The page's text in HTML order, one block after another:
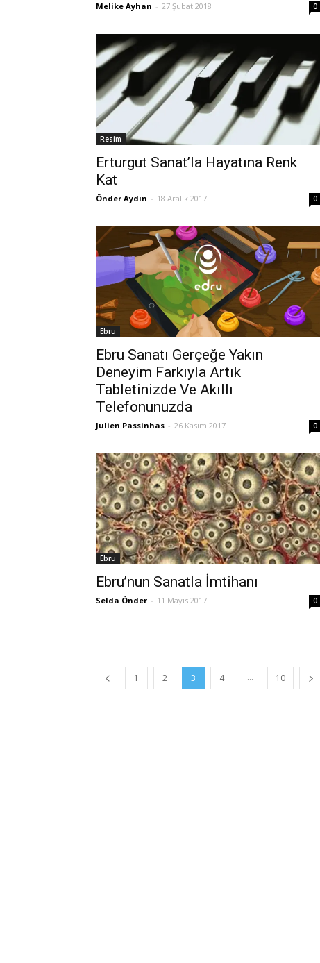
Melike Ayhan - 27 Şubat 2018 0
Resim
Erturgut Sanat’la Hayatına Renk
Kat
Önder Aydın - 18 Aralık 2017 0
Ebru
Ebru Sanatı Gerçeğe Yakın
Deneyim Farkıyla Artık
Tabletinizde Ve Akıllı
Telefonunuzda
Julien Passinhas - 26 Kasım 2017 0
Ebru
Ebru’nun Sanatla İmtihanı
Selda Önder - 11 Mayıs 2017 0
1 2 3 4 ... 10